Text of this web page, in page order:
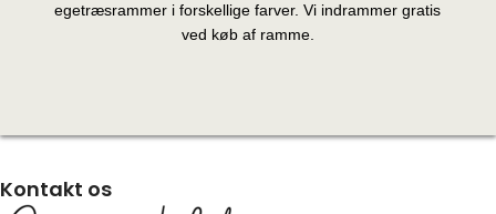
egetræsrammer i forskellige farver. Vi indrammer gratis
ved køb af ramme.
Kontakt os